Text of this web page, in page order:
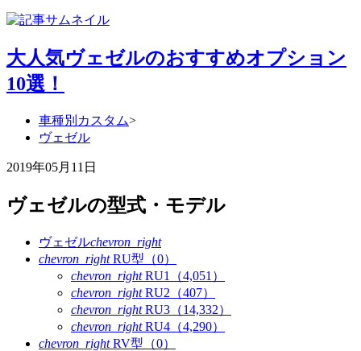
大人気ヴェゼルのおすすめオプション
10選！
車種別カスタム>
ヴェゼル
2019年05月11日
ヴェゼルの型式・モデル
ヴェゼルchevron_right
chevron_right RU型（0）
chevron_right RU1（4,051）
chevron_right RU2（407）
chevron_right RU3（14,332）
chevron_right RU4（4,290）
chevron_right RV型（0）